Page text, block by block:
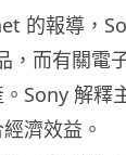
的報導，
，而有關電
Sony 解釋
濟效益。